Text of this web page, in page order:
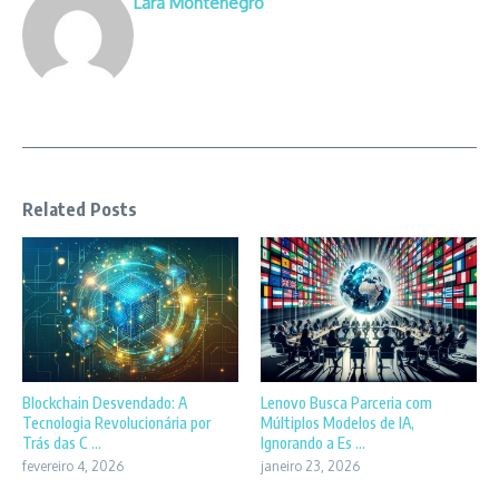
Related Posts
Blockchain Desvendado: A
Tecnologia Revolucionária por
Trás das C ...
fevereiro 4, 2026
Lenovo Busca Parceria com
Múltiplos Modelos de IA,
Ignorando a Es ...
janeiro 23, 2026